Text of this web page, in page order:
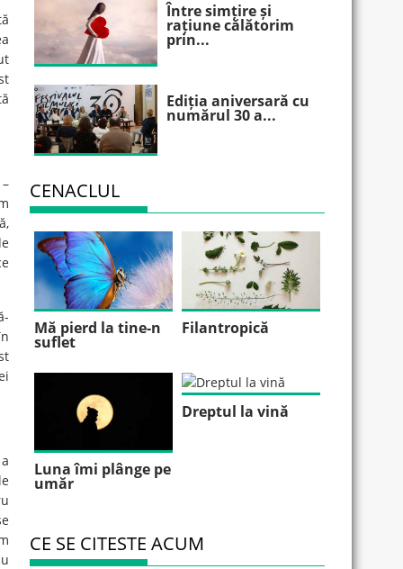
Între simțire și
rațiune călătorim
prin...
Ediția aniversară cu
numărul 30 a...
CENACLUL
Mă pierd la tine-n
suflet
Filantropică
Luna îmi plânge pe
umăr
Dreptul la vină
CE SE CITESTE ACUM